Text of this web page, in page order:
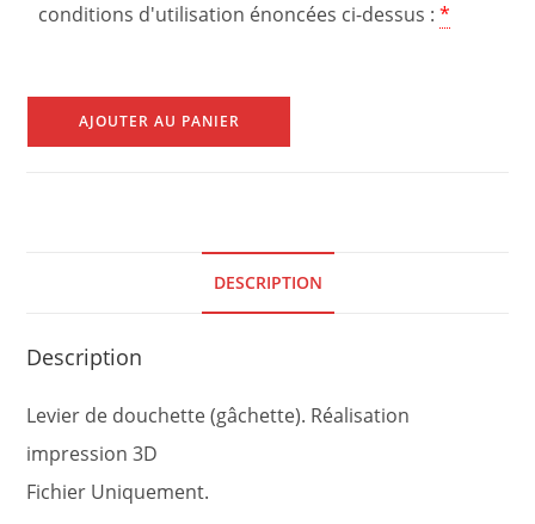
conditions d'utilisation énoncées ci-dessus : *
AJOUTER AU PANIER
DESCRIPTION
Description
Levier de douchette (gâchette). Réalisation
impression 3D
Fichier Uniquement.